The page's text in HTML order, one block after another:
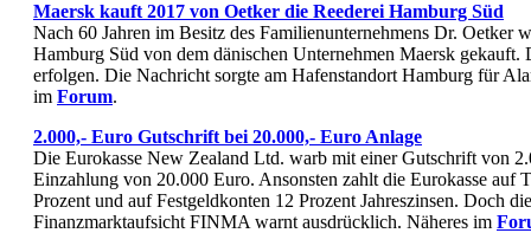
Maersk kauft 2017 von Oetker die Reederei Hamburg Süd
Nach 60 Jahren im Besitz des Familienunternehmens Dr. Oetker
Hamburg Süd von dem dänischen Unternehmen Maersk gekauft.
erfolgen. Die Nachricht sorgte am Hafenstandort Hamburg für
im Forum.
2.000,- Euro Gutschrift bei 20.000,- Euro Anlage
Die Eurokasse New Zealand Ltd. warb mit einer Gutschrift von
Einzahlung von 20.000 Euro. Ansonsten zahlt die Eurokasse auf
Prozent und auf Festgeldkonten 12 Prozent Jahreszinsen. Doch
Finanzmarktaufsicht FINMA warnt ausdrücklich. Näheres im